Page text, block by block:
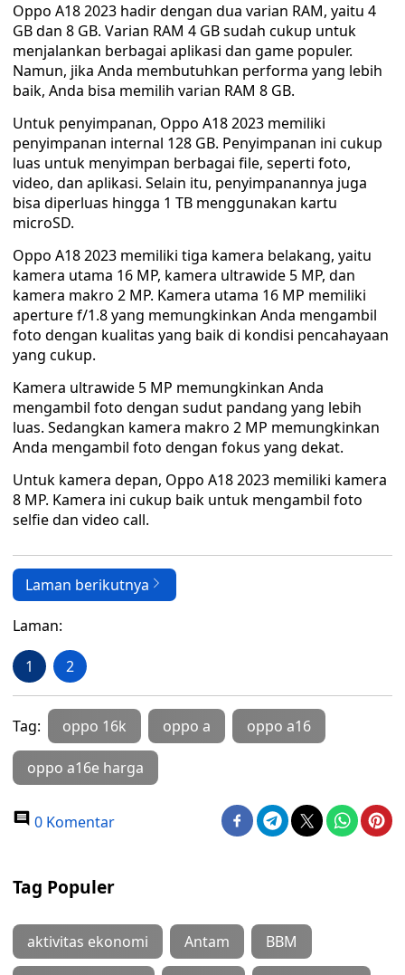
Oppo A18 2023 hadir dengan dua varian RAM, yaitu 4
GB dan 8 GB. Varian RAM 4 GB sudah cukup untuk
menjalankan berbagai aplikasi dan game populer.
Namun, jika Anda membutuhkan performa yang lebih
baik, Anda bisa memilih varian RAM 8 GB.
Untuk penyimpanan, Oppo A18 2023 memiliki
penyimpanan internal 128 GB. Penyimpanan ini cukup
luas untuk menyimpan berbagai file, seperti foto,
video, dan aplikasi. Selain itu, penyimpanannya juga
bisa diperluas hingga 1 TB menggunakan kartu
microSD.
Oppo A18 2023 memiliki tiga kamera belakang, yaitu
kamera utama 16 MP, kamera ultrawide 5 MP, dan
kamera makro 2 MP. Kamera utama 16 MP memiliki
aperture f/1.8 yang memungkinkan Anda mengambil
foto dengan kualitas yang baik di kondisi pencahayaan
yang cukup.
Kamera ultrawide 5 MP memungkinkan Anda
mengambil foto dengan sudut pandang yang lebih
luas. Sedangkan kamera makro 2 MP memungkinkan
Anda mengambil foto dengan fokus yang dekat.
Untuk kamera depan, Oppo A18 2023 memiliki kamera
8 MP. Kamera ini cukup baik untuk mengambil foto
selfie dan video call.
Laman berikutnya
Laman:
1 2
Tag: oppo 16k oppo a oppo a16
oppo a16e harga
0 Komentar
Tag Populer
aktivitas ekonomi Antam BBM